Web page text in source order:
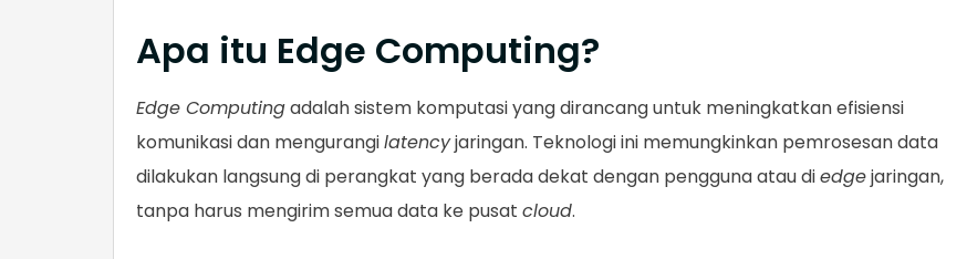
Apa itu Edge Computing?
Edge Computingadalah sistem komputasi yang dirancang untuk meningkatkan efisiensi
komunikasi dan mengurangilatencyjaringan. Teknologi ini memungkinkan pemrosesan data
dilakukan langsung di perangkat yang berada dekat dengan pengguna atau diedgejaringan,
tanpa harus mengirim semua data ke pusat cloud.